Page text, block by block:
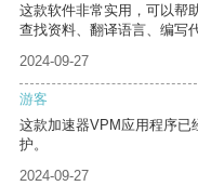
这款软件非常实用，可以帮
查找资料、翻译语言、编写
2024-09-27
游客
这款加速器VPM应用程序已
护。
2024-09-27